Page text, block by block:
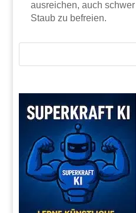
ausreichen, auch
Staub zu befreien.